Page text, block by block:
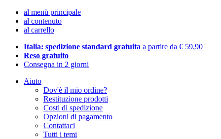
al menù principale
al contenuto
al carrello
Italia: spedizione standard gratuita a partire da € 59,90
Reso gratuito
Consegna in 2 giorni
Aiuto
Dov'è il mio ordine?
Restituzione prodotti
Costi di spedizione
Opzioni di pagamento
Contattaci
Tutti i temi